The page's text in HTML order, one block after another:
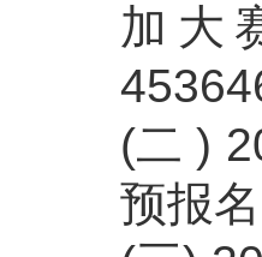
加大
(二 )
预报名